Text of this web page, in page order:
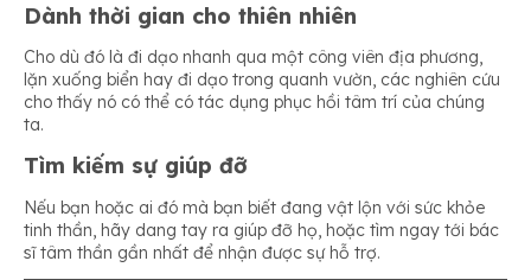
Dành thời gian cho thiên nhiên
Cho dù đó là đi dạo nhanh qua một công viên địa phương,
lặn xuống biển hay đi dạo trong quanh vườn, các nghiên cứu
cho thấy nó có thể có tác dụng phục hồi tâm trí của chúng
ta.
Tìm kiếm sự giúp đỡ
Nếu bạn hoặc ai đó mà bạn biết đang vật lộn với sức khỏe
tinh thần, hãy dang tay ra giúp đỡ họ, hoặc tìm ngay tới bác
sĩ tâm thần gần nhất để nhận được sự hỗ trợ.